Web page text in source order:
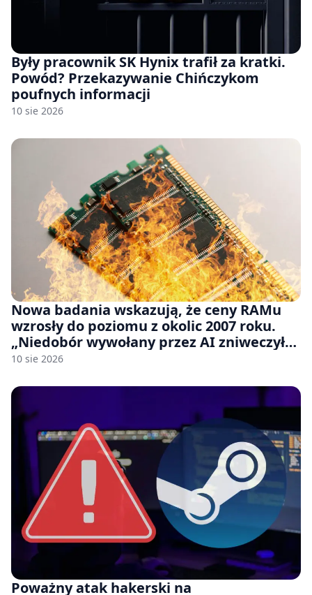
Były pracownik SK Hynix trafił za kratki.
Powód? Przekazywanie Chińczykom
poufnych informacji
10 sie 2026
Nowa badania wskazują, że ceny RAMu
wzrosły do poziomu z okolic 2007 roku.
„Niedobór wywołany przez AI zniweczył
20 lat postępów w ciągu zaledwie kilku
10 sie 2026
Poważny atak hakerski na